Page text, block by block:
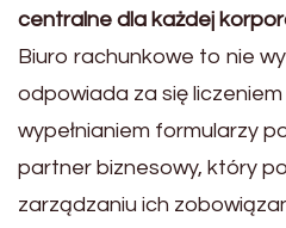
centralne dla każdej
Biuro rachunkowe to nie
odpowiada za się
wypełnianiem formularzy
partner biznesowy, który
zarządzaniu ich